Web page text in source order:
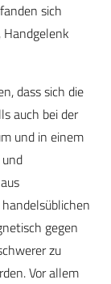
sich
Handgelenk
dass sich die
auch bei der
und in einem
gegen
zu
Vor allem